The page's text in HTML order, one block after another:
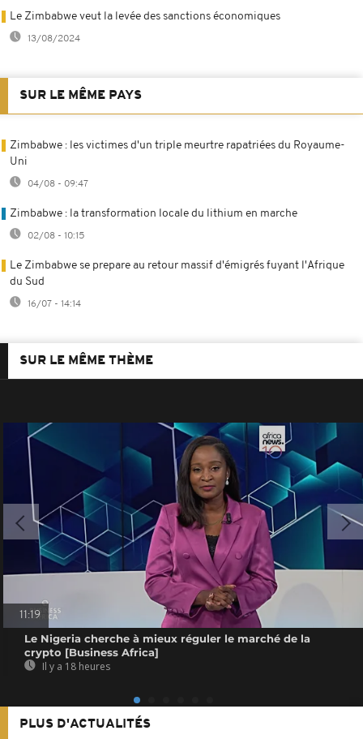
Le Zimbabwe veut la levée des sanctions économiques
13/08/2024
SUR LE MÊME PAYS
Zimbabwe : les victimes d'un triple meurtre rapatriées du Royaume-
Uni
04/08 - 09:47
Zimbabwe : la transformation locale du lithium en marche
02/08 - 10:15
Le Zimbabwe se prepare au retour massif d'émigrés fuyant l'Afrique
du Sud
16/07 - 14:14
SUR LE MÊME THÈME
11:19
Le Nigeria cherche à mieux réguler le marché de la
crypto [Business Africa]
Il y a 18 heures
PLUS D'ACTUALITÉS